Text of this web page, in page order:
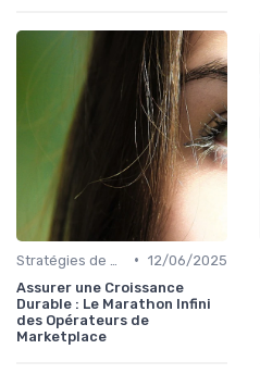
• 12/06/2025
Assurer une Croissance
Durable : Le Marathon Infini
des Opérateurs de
Marketplace